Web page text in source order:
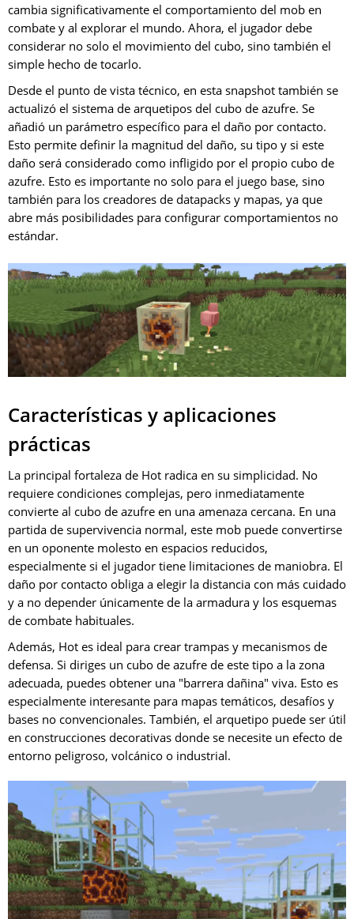
cambia significativamente el comportamiento del mob en
combate y al explorar el mundo. Ahora, el jugador debe
considerar no solo el movimiento del cubo, sino también el
simple hecho de tocarlo.
Desde el punto de vista técnico, en esta snapshot también se
actualizó el sistema de arquetipos del cubo de azufre. Se
añadió un parámetro específico para el daño por contacto.
Esto permite definir la magnitud del daño, su tipo y si este
daño será considerado como infligido por el propio cubo de
azufre. Esto es importante no solo para el juego base, sino
también para los creadores de datapacks y mapas, ya que
abre más posibilidades para configurar comportamientos no
estándar.
Características y aplicaciones
prácticas
La principal fortaleza de Hot radica en su simplicidad. No
requiere condiciones complejas, pero inmediatamente
convierte al cubo de azufre en una amenaza cercana. En una
partida de supervivencia normal, este mob puede convertirse
en un oponente molesto en espacios reducidos,
especialmente si el jugador tiene limitaciones de maniobra. El
daño por contacto obliga a elegir la distancia con más cuidado
y a no depender únicamente de la armadura y los esquemas
de combate habituales.
Además, Hot es ideal para crear trampas y mecanismos de
defensa. Si diriges un cubo de azufre de este tipo a la zona
adecuada, puedes obtener una "barrera dañina" viva. Esto es
especialmente interesante para mapas temáticos, desafíos y
bases no convencionales. También, el arquetipo puede ser útil
en construcciones decorativas donde se necesite un efecto de
entorno peligroso, volcánico o industrial.